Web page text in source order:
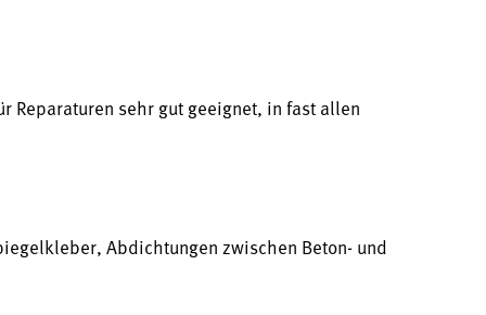
sehr gut geeignet, in fast allen
Abdichtungen zwischen Beton- und